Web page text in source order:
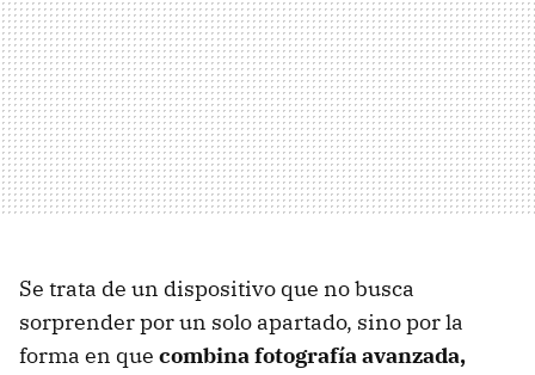
Se trata de un dispositivo que no busca
sorprender por un solo apartado, sino por la
forma en que combina fotografía avanzada,